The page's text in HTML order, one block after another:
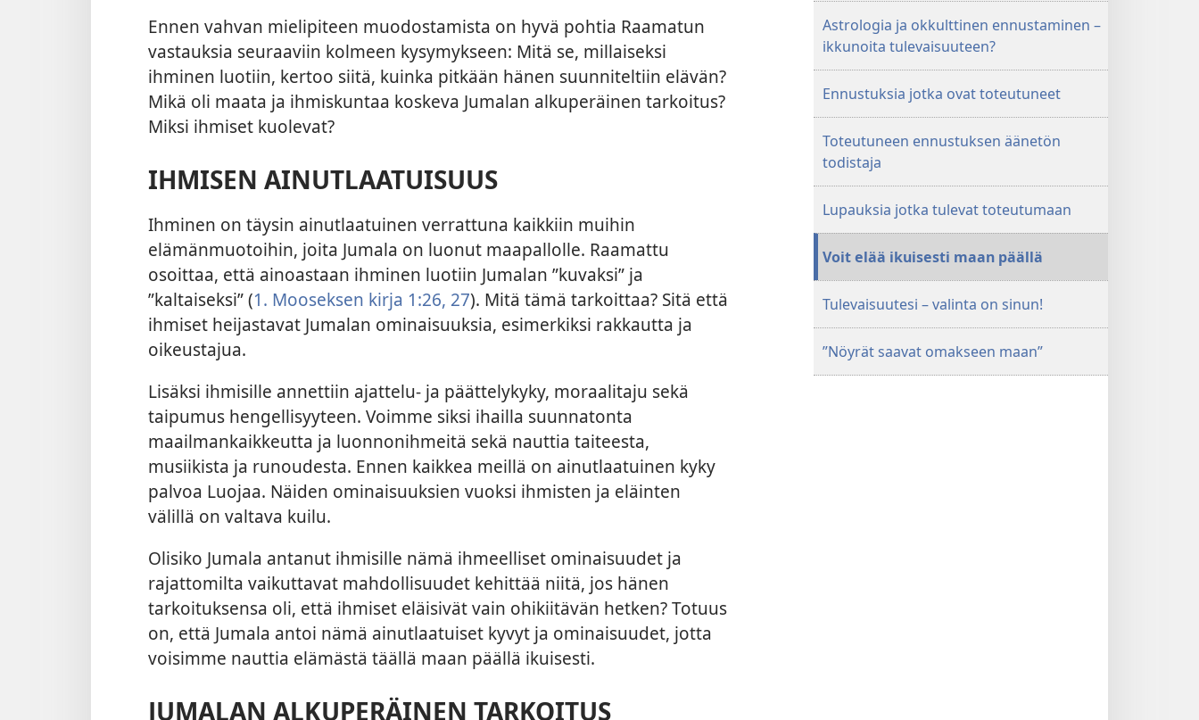
Ennen vahvan mielipiteen muodostamista on hyvä pohtia Raamatun
vastauksia seuraaviin kolmeen kysymykseen: Mitä se, millaiseksi
ihminen luotiin, kertoo siitä, kuinka pitkään hänen suunniteltiin elävän?
Mikä oli maata ja ihmiskuntaa koskeva Jumalan alkuperäinen tarkoitus?
Miksi ihmiset kuolevat?
IHMISEN AINUTLAATUISUUS
Ihminen on täysin ainutlaatuinen verrattuna kaikkiin muihin
elämänmuotoihin, joita Jumala on luonut maapallolle. Raamattu
osoittaa, että ainoastaan ihminen luotiin Jumalan ”kuvaksi” ja
”kaltaiseksi” (1. Mooseksen kirja 1:26, 27). Mitä tämä tarkoittaa? Sitä että
ihmiset heijastavat Jumalan ominaisuuksia, esimerkiksi rakkautta ja
oikeustajua.
Lisäksi ihmisille annettiin ajattelu- ja päättelykyky, moraalitaju sekä
taipumus hengellisyyteen. Voimme siksi ihailla suunnatonta
maailmankaikkeutta ja luonnonihmeitä sekä nauttia taiteesta,
musiikista ja runoudesta. Ennen kaikkea meillä on ainutlaatuinen kyky
palvoa Luojaa. Näiden ominaisuuksien vuoksi ihmisten ja eläinten
välillä on valtava kuilu.
Olisiko Jumala antanut ihmisille nämä ihmeelliset ominaisuudet ja
rajattomilta vaikuttavat mahdollisuudet kehittää niitä, jos hänen
tarkoituksensa oli, että ihmiset eläisivät vain ohikiitävän hetken? Totuus
on, että Jumala antoi nämä ainutlaatuiset kyvyt ja ominaisuudet, jotta
voisimme nauttia elämästä täällä maan päällä ikuisesti.
JUMALAN ALKUPERÄINEN TARKOITUS
Astrologia ja okkulttinen ennustaminen –
ikkunoita tulevaisuuteen?
Ennustuksia jotka ovat toteutuneet
Toteutuneen ennustuksen äänetön
todistaja
Lupauksia jotka tulevat toteutumaan
Voit elää ikuisesti maan päällä
Tulevaisuutesi – valinta on sinun!
”Nöyrät saavat omakseen maan”